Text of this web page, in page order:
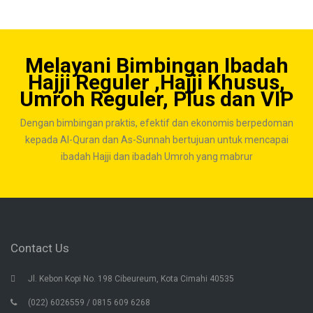
Melayani Bimbingan Ibadah
Hajji Reguler ,Hajji Khusus,
Umroh Reguler, Plus dan VIP
Dengan bimbingan praktis, efektif dan ekonomis berpedoman
kepada Al-Quran dan As-Sunnah bertujuan untuk mencapai
ibadah Hajji dan ibadah Umroh yang mabrur
Contact Us
Jl. Kebon Kopi No. 198 Cibeureum, Kota Cimahi 40535
(022) 6026559 / 0815 609 6268